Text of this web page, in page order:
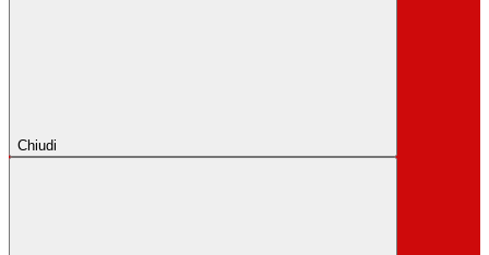
Chiudi